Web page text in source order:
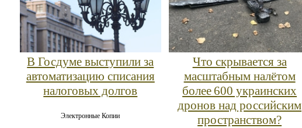
В Госдуме выступили за
автоматизацию списания
налоговых долгов
Электронные Копии
Что скрывается за
масштабным налётом
более 600 украинских
дронов над российским
пространством?